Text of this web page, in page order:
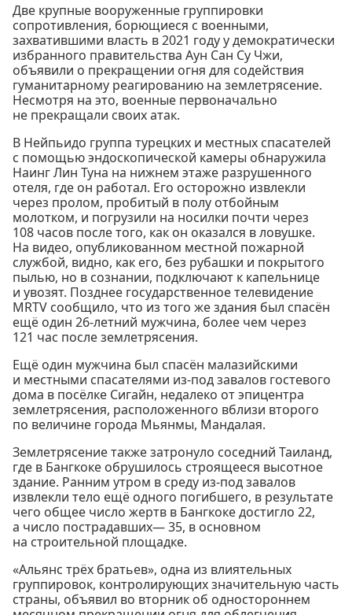
Две крупные вооруженные группировки
сопротивления, борющиеся с военными,
захватившими власть в 2021 году у демократически
избранного правительства Аун Сан Су Чжи,
объявили о прекращении огня для содействия
гуманитарному реагированию на землетрясение.
Несмотря на это, военные первоначально
не прекращали своих атак.
В Нейпьидо группа турецких и местных спасателей
с помощью эндоскопической камеры обнаружила
Наинг Лин Туна на нижнем этаже разрушенного
отеля, где он работал. Его осторожно извлекли
через пролом, пробитый в полу отбойным
молотком, и погрузили на носилки почти через
108 часов после того, как он оказался в ловушке.
На видео, опубликованном местной пожарной
службой, видно, как его, без рубашки и покрытого
пылью, но в сознании, подключают к капельнице
и увозят. Позднее государственное телевидение
MRTV сообщило, что из того же здания был спасён
ещё один 26-летний мужчина, более чем через
121 час после землетрясения.
Ещё один мужчина был спасён малазийскими
и местными спасателями из-под завалов гостевого
дома в посёлке Сигайн, недалеко от эпицентра
землетрясения, расположенного вблизи второго
по величине города Мьянмы, Мандалая.
Землетрясение также затронуло соседний Таиланд,
где в Бангкоке обрушилось строящееся высотное
здание. Ранним утром в среду из-под завалов
извлекли тело ещё одного погибшего, в результате
чего общее число жертв в Бангкоке достигло 22,
а число пострадавших— 35, в основном
на строительной площадке.
«Альянс трёх братьев», одна из влиятельных
группировок, контролирующих значительную часть
страны, объявил во вторник об одностороннем